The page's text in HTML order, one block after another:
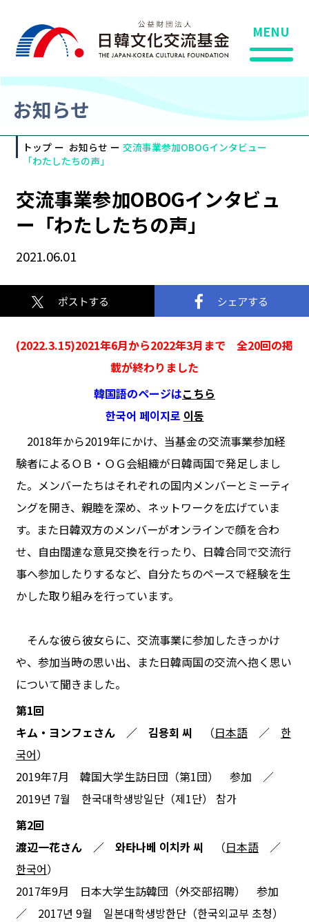
MENU
お知らせ
トップ お知らせ
交流事業参加OBOGインタビュー
「わたしたちの声」
交流事業参加OBOGインタビュ
ー「わたしたちの声」
2021.06.01
(2022.3.15)2021年6月から2022年3月まで 全20回の掲
載が終わりました
韓国語のページはこちら
한국어 페이지로 이동
2018年から2019年にかけ、当基金の交流事業参加経
験者によるＯＢ・ＯＧ会組織が日韓両国で発足しまし
た。メンバーたちはそれぞれの国内メンバーとミーティ
ングを開き、親睦を深め、ネットワークを広げていま
す。また日韓双方のメンバーがオンラインで顔を合わ
せ、自由闊達な意見交換を行ったり、日韓合同で交流行
事へ参加したりするなど、自分たちのペースで経験を生
かした取り組みを行っています。
そんな彼ら彼女らに、交流事業に参加したきっかけ
や、参加当時の思い出、また日韓両国の交流へ抱く思い
について聞きました。
第1回
キム・ヨンフェさん ／ 김용회 씨 （日本語／ 한
국어）
2019年7月 韓国大学生訪日団（第1団） 参加 ／
2019년 7월 한국대학생방일단（제1단） 참가
第2回
渡辺一花さん ／ 와타나베 이치카 씨 （日本語／
한국어）
2017年9月 日本大学生訪韓団（外交部招聘） 参加
／ 2017년 9월 일본대학생방한단（한국외교부 초청）